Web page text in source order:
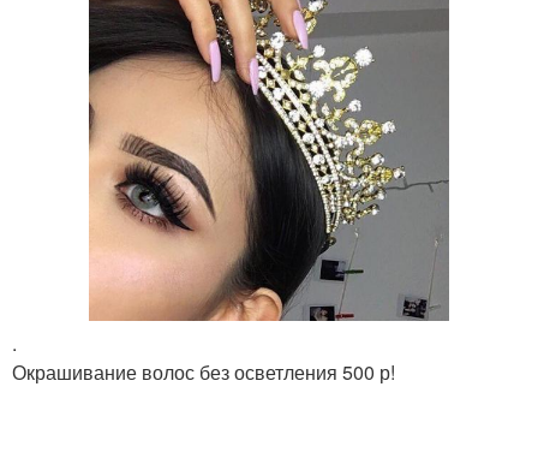
.
Окрашивание волос без осветления 500 р!